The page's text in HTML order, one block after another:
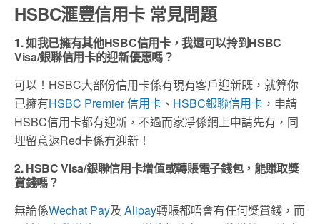
HSBC滙豐信用卡 常見問題
1. 如我已擁有其他HSBC信用卡，我還可以拎到HSBC
Visa/銀聯信用卡的迎新優惠嗎？
可以！HSBC大部份信用卡係有現有客戶迎新既，就算你
已擁有HSBC Premier 信用卡 、 HSBC銀聯信用卡 ，申請
HSBC信用卡都有迎新，不過而家凈係網上申請先有，同
埋留意返Red卡係冇迎新！
2. HSBC Visa/銀聯信用卡增值或轉賬電子錢包，能賺取獎
賞錢嗎？
無論係Wechat Pay及 Alipay轉賬都唔會有任何獎賞錢，而